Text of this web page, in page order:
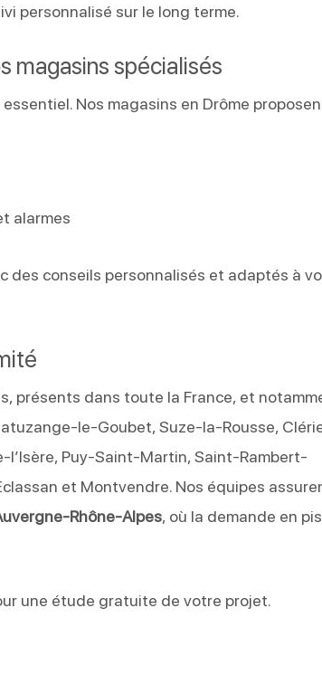
personnalisé sur le long terme.
magasins spécialisés
Nos magasins en Drôme
alarmes
des conseils personnalisés et adaptés à
présents dans toute la France, et
le-Goubet, Suze-la-Rousse,
Puy-Saint-Martin, Saint-Rambert-
et Montvendre. Nos équipes
Rhône-Alpes, où la demande en
une étude gratuite de votre projet.